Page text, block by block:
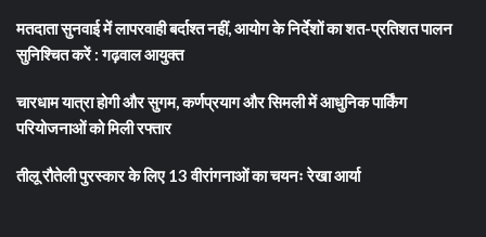
मतदाता सुनवाई में लापरवाही बर्दाश्त नहीं, आयोग के निर्देशों का शत-प्रतिशत पालन
सुनिश्चित करें : गढ़वाल आयुक्त
चारधाम यात्रा होगी और सुगम, कर्णप्रयाग और सिमली में आधुनिक पार्किंग
परियोजनाओं को मिली रफ्तार
तीलू रौतेली पुरस्कार के लिए 13 वीरांगनाओं का चयनः रेखा आर्या